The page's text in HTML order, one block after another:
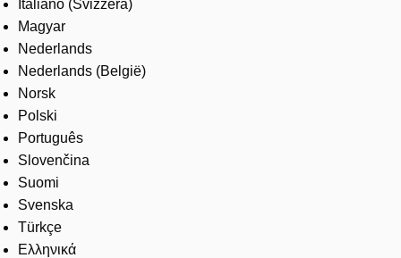
Italiano (Svizzera)
Magyar
Nederlands
Nederlands (België)
Norsk
Polski
Português
Slovenčina
Suomi
Svenska
Türkçe
Ελληνικά